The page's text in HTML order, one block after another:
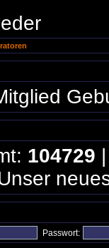
104729
Passwort: